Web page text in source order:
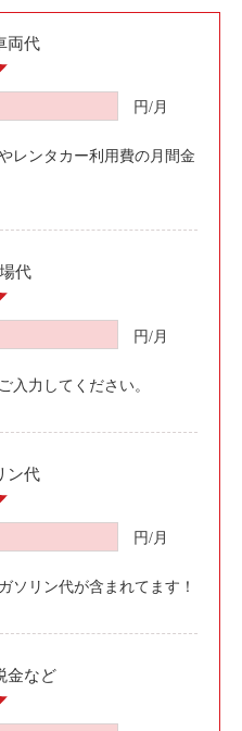
両代
円/月
レンタカー利用費の月間金
代
円/月
入力してください。
ン代
円/月
ソリン代が含まれてます！
金など